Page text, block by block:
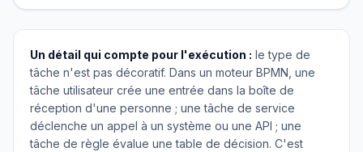
Un détail qui compte pour l'exécution : le type de
tâche n'est pas décoratif. Dans un moteur BPMN, une
tâche utilisateur crée une entrée dans la boîte de
réception d'une personne ; une tâche de service
déclenche un appel à un système ou une API ; une
tâche de règle évalue une table de décision. C'est